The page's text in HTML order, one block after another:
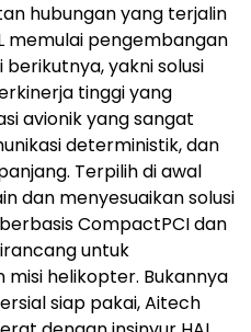
hubungan yang terjalin
memulai pengembangan
yakni solusi
tinggi yang
avionik yang sangat
deterministik, dan
Terpilih di awal
dan menyesuaikan solusi
berbasis CompactPCI dan
untuk
helikopter. Bukannya
siap pakai, Aitech